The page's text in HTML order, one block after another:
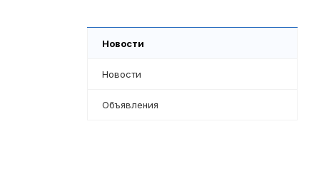
Новости
Новости
Объявления